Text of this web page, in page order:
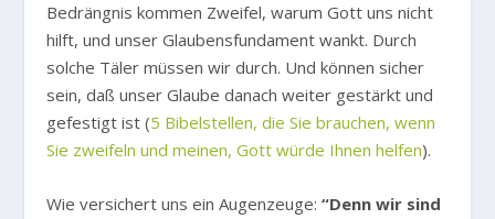
Bedrängnis kommen Zweifel, warum Gott uns nicht
hilft, und unser Glaubensfundament wankt. Durch
solche Täler müssen wir durch. Und können sicher
sein, daß unser Glaube danach weiter gestärkt und
gefestigt ist (5 Bibelstellen, die Sie brauchen, wenn
Sie zweifeln und meinen, Gott würde Ihnen helfen).
Wie versichert uns ein Augenzeuge:“Denn wir sind